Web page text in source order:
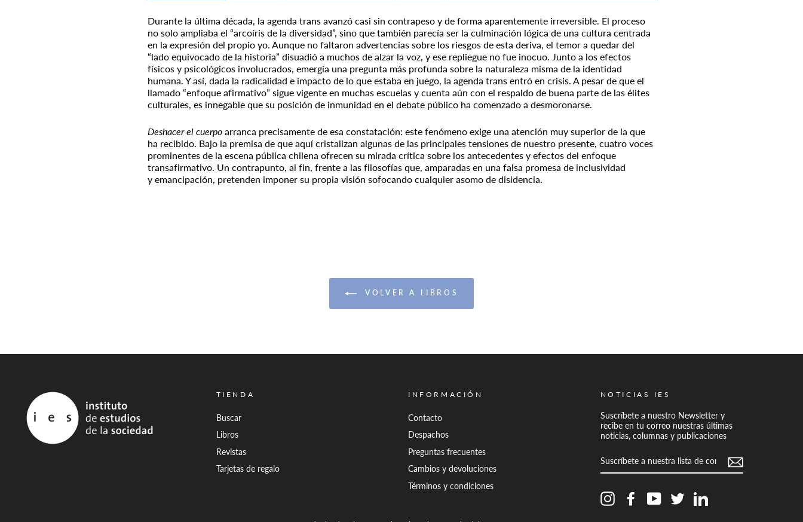
Durante la última década, la agenda trans avanzó casi sin contrapeso y de forma aparentemente irreversible. El proceso
no solo ampliaba el “arcoíris de la diversidad”, sino que también parecía ser la culminación lógica de una cultura centrada
en la expresión del propio yo. Aunque no faltaron advertencias sobre los riesgos de esta deriva, el temor a quedar del
“lado equivocado de la historia” disuadió a muchos de alzar la voz, y ese repliegue no fue inocuo. Junto a los efectos
físicos y psicológicos involucrados, emergía una pregunta más profunda sobre la naturaleza misma de la identidad
humana. Y así, dada la radicalidad e impacto de lo que estaba en juego, la agenda trans entró en crisis. A pesar de que el
llamado “enfoque afirmativo” sigue vigente en muchas escuelas y cuenta aún con el respaldo de buena parte de las élites
culturales, es innegable que su posición de inmunidad en el debate público ha comenzado a desmoronarse.
Deshacer el cuerpo arranca precisamente de esa constatación: este fenómeno exige una atención muy superior de la que
ha recibido. Bajo la premisa de que aquí cristalizan algunas de las principales tensiones de nuestro presente, cuatro voces
prominentes de la escena pública chilena ofrecen su mirada crítica sobre los antecedentes y efectos del enfoque
transafirmativo. Un contrapunto, al fin, frente a las filosofías que, amparadas en una falsa promesa de inclusividad
y emancipación, pretenden imponer su propia visión sofocando cualquier asomo de disidencia.
VOLVER A LIBROS
TIENDA
Buscar
Libros
Revistas
Tarjetas de regalo
INFORMACIÓN
Contacto
Despachos
Preguntas frecuentes
Cambios y devoluciones
Términos y condiciones
NOTICIAS IES
Suscríbete a nuestro Newsletter y
recibe en tu correo nuestras últimas
noticias, columnas y publicaciones
A
CORREO
InstagramFacebookYouTubeTwitterLinkedIn